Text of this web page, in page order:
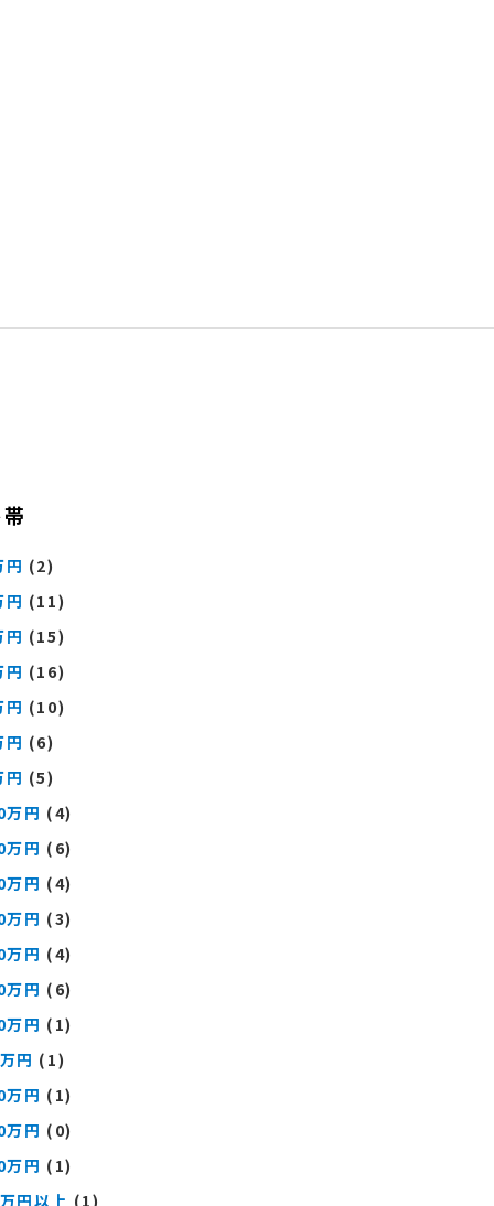
(2)
(11)
(15)
(16)
(10)
(6)
(5)
円 (4)
円 (6)
円 (4)
円 (3)
円 (4)
円 (6)
円 (1)
円 (1)
円 (1)
円 (0)
円 (1)
円以上 (1)